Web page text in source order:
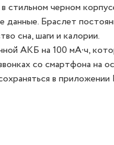
стильном черном
Браслет
сна, шаги и калории.
АКБ на 100 мА∙ч,
со смартфона на
в приложении